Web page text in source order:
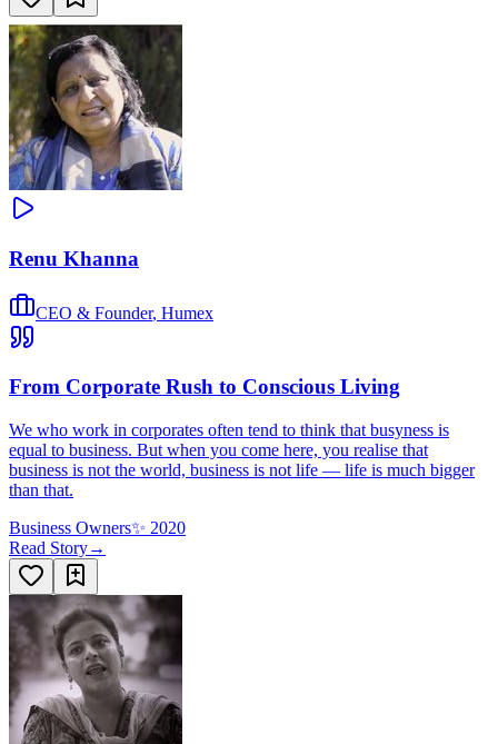
Renu Khanna
CEO & Founder, Humex
From Corporate Rush to Conscious Living
We who work in corporates often tend to think that busyness is
equal to business. But when you come here, you realise that
business is not the world, business is not life — life is much bigger
than that.
Business Owners✨ 2020
Read Story→